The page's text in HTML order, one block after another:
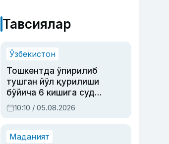
Тавсиялар
Ўзбекистон
Тошкентда ўпирилиб
тушган йўл қурилиши
бўйича 6 кишига суд
ҳукми ўқилди
10:10 / 05.08.2026
Маданият